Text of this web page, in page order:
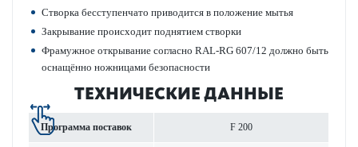
Створка бесступенчато приводится в положение мытья
Закрывание происходит поднятием створки
Фрамужное открывание согласно RAL-RG 607/12 должно быть
оснащённо ножницами безопасности
ТЕХНИЧЕСКИЕ ДАННЫЕ
Программа поставок F 200